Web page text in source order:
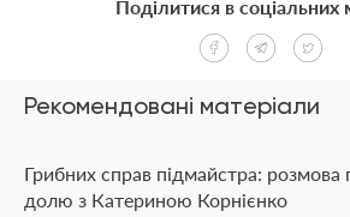
Рекомендовані матеріали
Грибних справ підмайстра: розмова
долю з Катериною Корнієнко
Поділитися в